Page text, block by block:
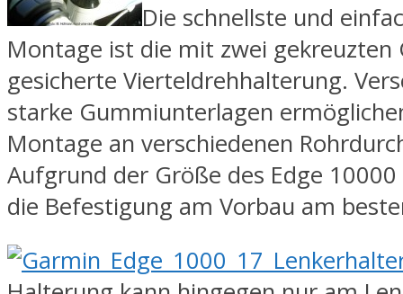
Die schnellste und
Montage ist die mit zwei gekreuzten
gesicherte Vierteldrehhalterung.
starke Gummiunterlagen
Montage an verschiedenen
Aufgrund der Größe des Edge
die Befestigung am Vorbau am